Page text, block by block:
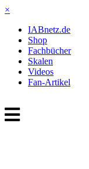
×
IABnetz.de
Shop
Fachbücher
Skalen
Videos
Fan-Artikel